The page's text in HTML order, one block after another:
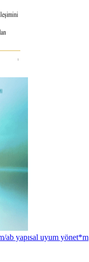
ab yapısal uyum yönet*m